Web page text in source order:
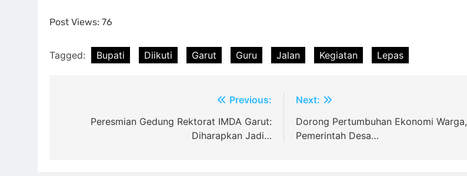
Post Views: 76
Tagged: Bupati Diikuti Garut Guru Jalan Kegiatan Lepas
navigation
Previous:
Peresmian Gedung Rektorat IMDA Garut:
Diharapkan Jadi…
Next:
Dorong Pertumbuhan Ekonomi Warga,
Pemerintah Desa…